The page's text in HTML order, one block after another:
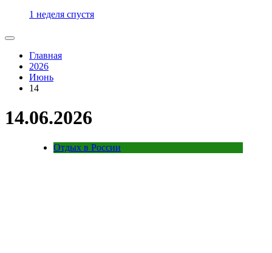
1 неделя спустя
Главная
2026
Июнь
14
14.06.2026
Отдых в России